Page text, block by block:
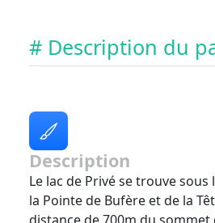
# Description du
Description
Le lac de Privé se trouve
la Pointe de Bufère et de la